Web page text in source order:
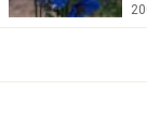
千畳敷・
グルメなら